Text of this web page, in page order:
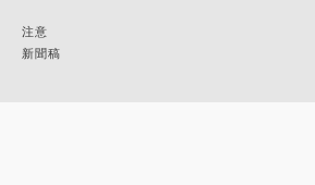
注意
新聞稿